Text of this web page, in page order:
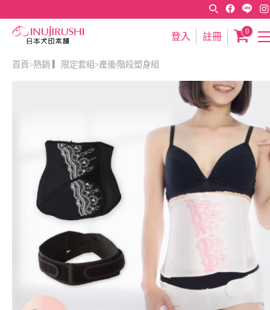
登入 註冊
0
首頁>熱銷 ▎限定套組>產後∕階段塑身組